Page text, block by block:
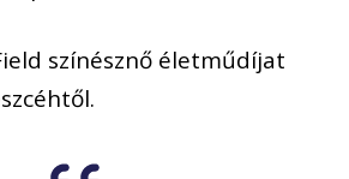
színésznő életműdíjat